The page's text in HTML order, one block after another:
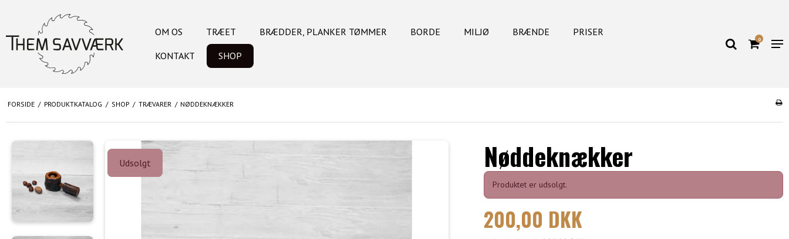
OM OS TRÆET BRÆDDER, PLANKER TØMMER BORDE MILJØ BRÆNDE PRISER
KONTAKT SHOP
0
FORSIDE / PRODUKTKATALOG / SHOP / TRÆVARER / NØDDEKNÆKKER
Udsolgt
Udsolgt Nøddeknækker
Produktet er udsolgt.
200,00 DKK